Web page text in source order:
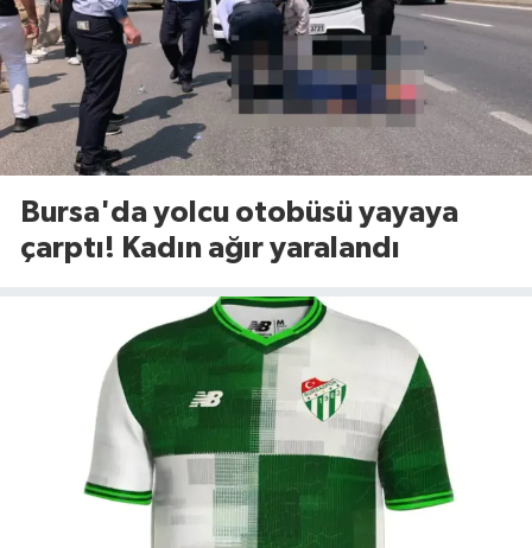
Bursa'da yolcu otobüsü yayaya
çarptı! Kadın ağır yaralandı